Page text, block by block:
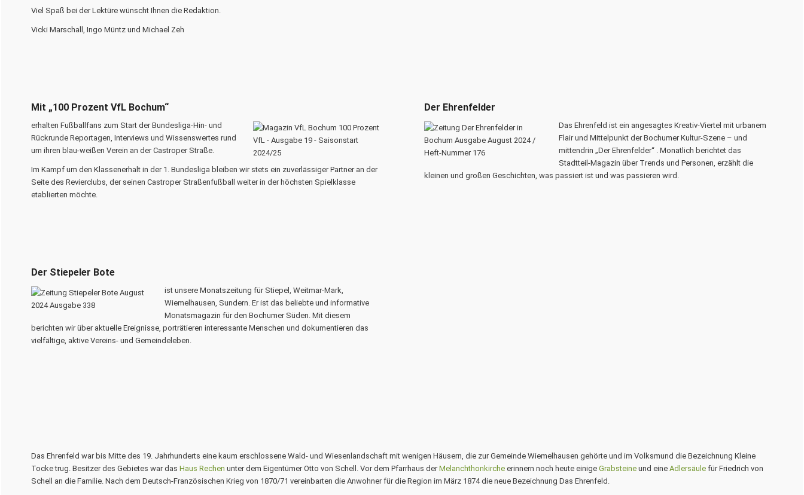
Viel Spaß bei der Lektüre wünscht Ihnen die Redaktion.
Vicki Marschall, Ingo Müntz und Michael Zeh
Mit „100 Prozent VfL Bochum“
erhalten Fußballfans zum Start der Bundesliga-Hin- und
Rückrunde Reportagen, Interviews und Wissenswertes rund
um ihren blau-weißen Verein an der Castroper Straße.
Im Kampf um den Klassenerhalt in der 1. Bundesliga bleiben wir stets ein zuverlässiger Partner an der
Seite des Revierclubs, der seinen Castroper Straßenfußball weiter in der höchsten Spielklasse
etablierten möchte.
Der Ehrenfelder
Das Ehrenfeld ist ein angesagtes Kreativ-Viertel mit urbanem
Flair und Mittelpunkt der Bochumer Kultur-Szene – und
mittendrin „Der Ehrenfelder“ . Monatlich berichtet das
Stadtteil-Magazin über Trends und Personen, erzählt die
kleinen und großen Geschichten, was passiert ist und was passieren wird.
Der Stiepeler Bote
ist unsere Monatszeitung für Stiepel, Weitmar-Mark,
Wiemelhausen, Sundern. Er ist das beliebte und informative
Monatsmagazin für den Bochumer Süden. Mit diesem
berichten wir über aktuelle Ereignisse, porträtieren interessante Menschen und dokumentieren das
vielfältige, aktive Vereins- und Gemeindeleben.
Das Ehrenfeld war bis Mitte des 19. Jahrhunderts eine kaum erschlossene Wald- und Wiesenlandschaft mit wenigen Häusern, die zur Gemeinde Wiemelhausen gehörte und im Volksmund die Bezeichnung Kleine
Tocketrug. Besitzer des Gebietes war das Haus Rechen unter dem Eigentümer Otto von Schell. Vor dem Pfarrhaus derMelanchthonkirche erinnern noch heute einige Grabsteine und eine Adlersäule für Friedrich von
Schell an die Familie. Nach dem Deutsch-Französischen Krieg von 1870/71 vereinbarten die Anwohner für die Region im März 1874 die neue Bezeichnung Das Ehrenfeld